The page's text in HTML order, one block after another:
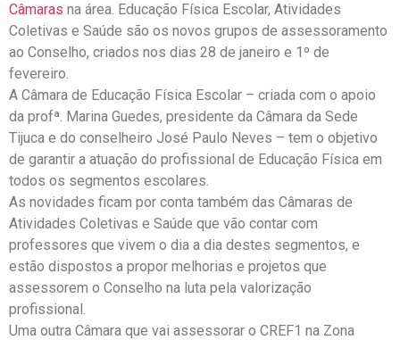
Câmaras na área. Educação Física Escolar, Atividades
Coletivas e Saúde são os novos grupos de assessoramento
ao Conselho, criados nos dias 28 de janeiro e 1º de
fevereiro.
A Câmara de Educação Física Escolar – criada com o apoio
da profª. Marina Guedes, presidente da Câmara da Sede
Tijuca e do conselheiro José Paulo Neves – tem o objetivo
de garantir a atuação do profissional de Educação Física em
todos os segmentos escolares.
As novidades ficam por conta também das Câmaras de
Atividades Coletivas e Saúde que vão contar com
professores que vivem o dia a dia destes segmentos, e
estão dispostos a propor melhorias e projetos que
assessorem o Conselho na luta pela valorização
profissional.
Uma outra Câmara que vai assessorar o CREF1 na Zona